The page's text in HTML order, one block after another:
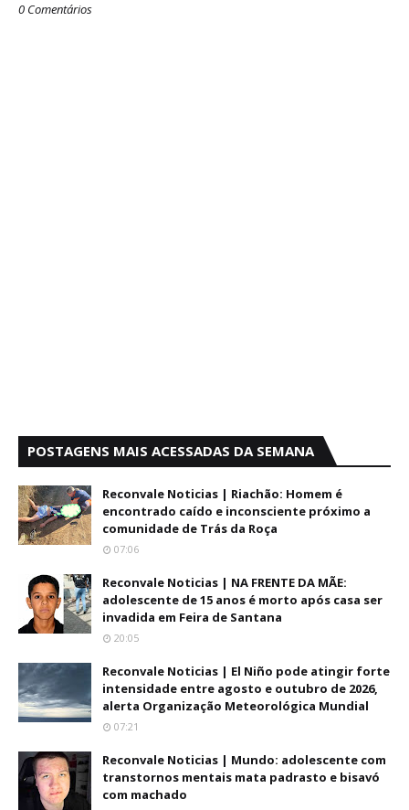
0 Comentários
POSTAGENS MAIS ACESSADAS DA SEMANA
Reconvale Noticias | Riachão: Homem é
encontrado caído e inconsciente próximo a
comunidade de Trás da Roça
07:06
Reconvale Noticias | NA FRENTE DA MÃE:
adolescente de 15 anos é morto após casa ser
invadida em Feira de Santana
20:05
Reconvale Noticias | El Niño pode atingir forte
intensidade entre agosto e outubro de 2026,
alerta Organização Meteorológica Mundial
07:21
Reconvale Noticias | Mundo: adolescente com
transtornos mentais mata padrasto e bisavó
com machado